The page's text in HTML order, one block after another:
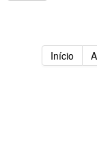
Início